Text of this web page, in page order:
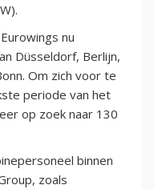
nu
Düsseldorf, Berlijn,
Om zich voor te
periode van het
op zoek naar 130
binnen
zoals